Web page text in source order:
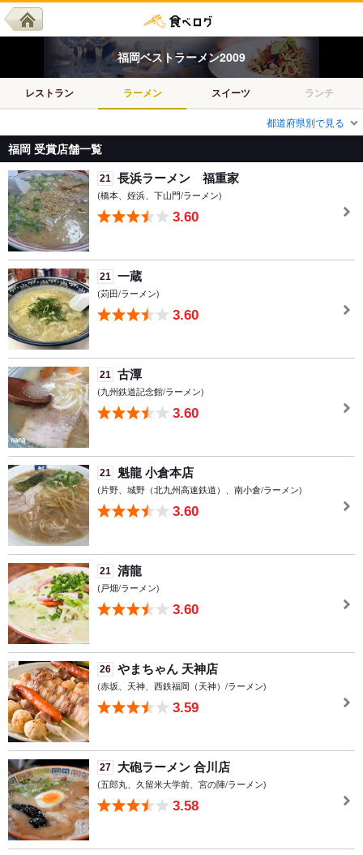
福岡ベストラーメン2009
レストラン ラーメン スイーツ ランチ
都道府県別で見る
福岡 受賞店舗一覧
21 長浜ラーメン 福重家
(橋本、姪浜、下山門/ラーメン)
3.60
21 一蔵
(苅田/ラーメン)
3.60
21 古潭
(九州鉄道記念館/ラーメン)
3.60
21 魁龍 小倉本店
(片野、城野（北九州高速鉄道）、南小倉/ラーメン)
3.60
21 清龍
(戸畑/ラーメン)
3.60
26 やまちゃん 天神店
(赤坂、天神、西鉄福岡（天神）/ラーメン)
3.59
27 大砲ラーメン 合川店
(五郎丸、久留米大学前、宮の陣/ラーメン)
3.58